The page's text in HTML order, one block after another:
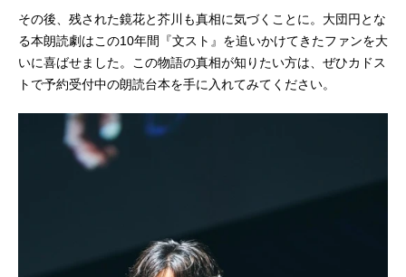
その後、残された鏡花と芥川も真相に気づくことに。大団円とな
る本朗読劇はこの10年間『文スト』を追いかけてきたファンを大
いに喜ばせました。この物語の真相が知りたい方は、ぜひカドス
トで予約受付中の朗読台本を手に入れてみてください。